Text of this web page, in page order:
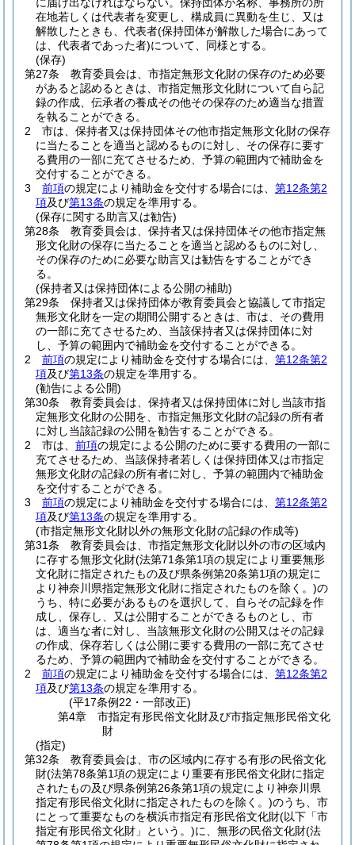
在地若しくは代表者を変更し、構成員に異動を生じ、又は
解散したときも、代表者(保持団体が解散した場合にあって
は、代表者であった者)について、同様とする。
(保存)
第27条
教育委員会は、市指定無形文化財の保存のため必要
があると認めるときは、市指定無形文化財について自ら記
録の作成、伝承者の養成その他その保存のため適当な措置
を執ることができる。
2
市は、保持者又は保持団体その他市指定無形文化財の保存
に当たることを適当と認めるものに対し、その保存に要す
る費用の一部に充てさせるため、予算の範囲内で補助金を
交付することができる。
3
前項の規定により補助金を交付する場合には、 第12条第2
項及び第13条の規定を準用する。
(保存に関する助言又は勧告)
第28条
教育委員会は、保持者又は保持団体その他市指定無
形文化財の保存に当たることを適当と認めるものに対し、
その保存のために必要な助言又は勧告をすることができ
る。
(保持者又は保持団体による公開の補助)
第29条
保持者又は保持団体が教育委員会と協議して市指定
無形文化財を一定の期間公開するときは、市は、その費用
の一部に充てさせるため、当該保持者又は保持団体に対
し、予算の範囲内で補助金を交付することができる。
2
前項の規定により補助金を交付する場合には、 第12条第2
項及び第13条の規定を準用する。
(勧告による公開)
第30条
教育委員会は、保持者又は保持団体に対し当該市指
定無形文化財の公開を、市指定無形文化財の記録の所有者
に対し当該記録の公開を勧告することができる。
2
市は、 前項の規定による公開のために要する費用の一部に
充てさせるため、当該保持者若しくは保持団体又は市指定
無形文化財の記録の所有者に対し、予算の範囲内で補助金
を交付することができる。
3
前項の規定により補助金を交付する場合には、 第12条第2
項及び第13条の規定を準用する。
(市指定無形文化財以外の無形文化財の記録の作成等)
第31条
教育委員会は、市指定無形文化財以外の市の区域内
に存する無形文化財(法第71条第1項の規定により重要無形
文化財に指定されたもの及び県条例第20条第1項の規定に
より神奈川県指定無形文化財に指定されたものを除く。)の
うち、特に必要があるものを選択して、自らその記録を作
成し、保存し、又は公開することができるものとし、市
は、適当な者に対し、当該無形文化財の公開又はその記録
の作成、保存若しくは公開に要する費用の一部に充てさせ
るため、予算の範囲内で補助金を交付することができる。
2
前項の規定により補助金を交付する場合には、 第12条第2
項及び第13条の規定を準用する。
(平17条例22・一部改正)
第4章
市指定有形民俗文化財及び市指定無形民俗文化
財
(指定)
第32条
教育委員会は、市の区域内に存する有形の民俗文化
財(法第78条第1項の規定により重要有形民俗文化財に指定
されたもの及び県条例第26条第1項の規定により神奈川県
指定有形民俗文化財に指定されたものを除く。)のうち、市
にとって重要なものを横浜市指定有形民俗文化財(以下「市
指定有形民俗文化財」という。)に、無形の民俗文化財(法